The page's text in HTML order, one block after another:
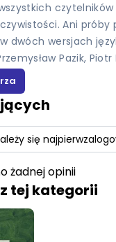
Ani próby
dwóch wersjach
Pazik,
się najpierw
żadnej opinii
tej kategorii